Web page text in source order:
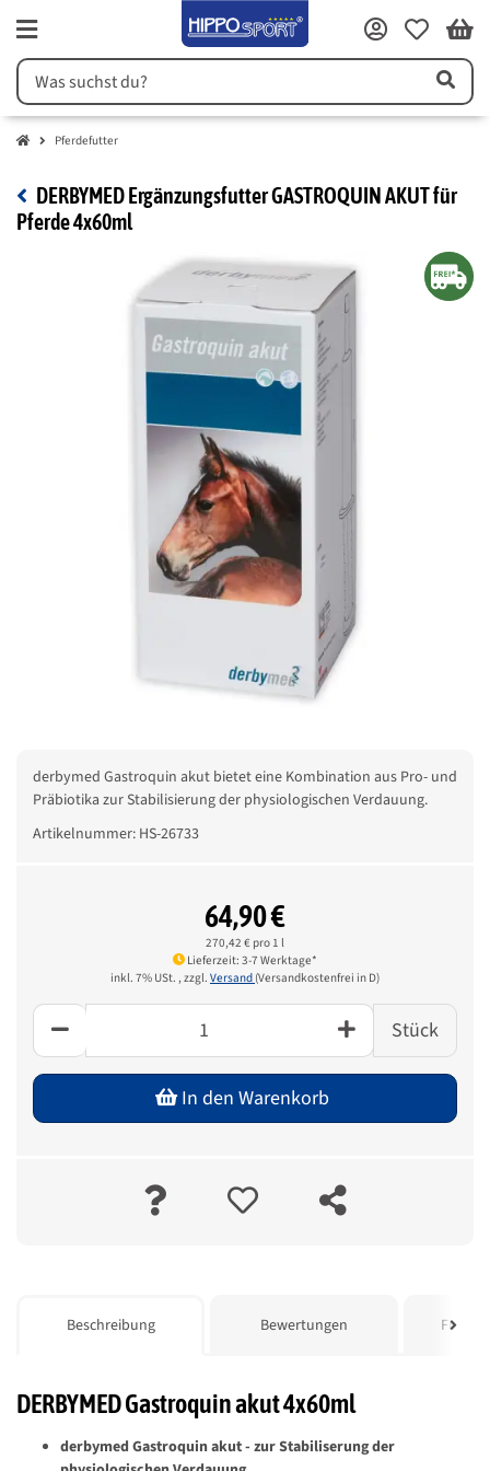
Pferdefutter
DERBYMED Ergänzungsfutter GASTROQUIN AKUT für
Pferde 4x60ml
derbymed Gastroquin akut bietet eine Kombination aus Pro- und
Präbiotika zur Stabilisierung der physiologischen Verdauung.
Artikelnummer: HS-26733
64,90 €
270,42 € pro 1 l
Lieferzeit: 3-7 Werktage*
inkl. 7% USt. , zzgl. Versand (Versandkostenfrei in D)
Stück
In den Warenkorb
Beschreibung
Bewertungen Frage
DERBYMED Gastroquin akut 4x60ml
derbymed Gastroquin akut - zur Stabiliserung der